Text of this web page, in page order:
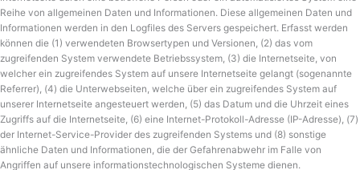
Reihe von allgemeinen Daten und Informationen. Diese allgemeinen Daten und
Informationen werden in den Logfiles des Servers gespeichert. Erfasst werden
können die (1) verwendeten Browsertypen und Versionen, (2) das vom
zugreifenden System verwendete Betriebssystem, (3) die Internetseite, von
welcher ein zugreifendes System auf unsere Internetseite gelangt (sogenannte
Referrer), (4) die Unterwebseiten, welche über ein zugreifendes System auf
unserer Internetseite angesteuert werden, (5) das Datum und die Uhrzeit eines
Zugriffs auf die Internetseite, (6) eine Internet-Protokoll-Adresse (IP-Adresse), (7)
der Internet-Service-Provider des zugreifenden Systems und (8) sonstige
ähnliche Daten und Informationen, die der Gefahrenabwehr im Falle von
Angriffen auf unsere informationstechnologischen Systeme dienen.